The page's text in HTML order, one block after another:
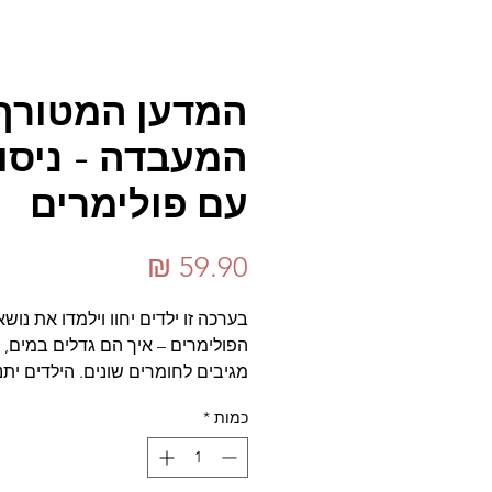
המדען
המעבדה -
עם פולימרים
בערכה זו ילדים יחוו וילמדו את
הפולימרים – איך הם גדלים
מגיבים לחומרים שונים. הילדים
בחיתולים וילמדו לעשות איתה
מדעיים". בניסוי האחרון, בעזרת
צבע ופולימרים, הילדים ייצרו צמיד
כמות *